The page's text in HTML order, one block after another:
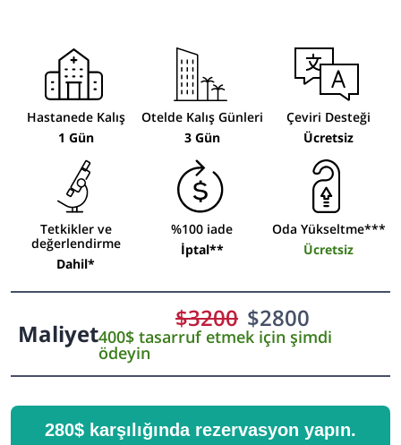
Hastanede Kalış
1 Gün
Otelde Kalış Günleri
3 Gün
Çeviri Desteği
Ücretsiz
Tetkikler ve
değerlendirme
Dahil*
%100 iade
İptal**
Oda Yükseltme***
Ücretsiz
Maliyet
$3200 $2800
400$ tasarruf etmek için şimdi
ödeyin
280$ karşılığında rezervasyon yapın.